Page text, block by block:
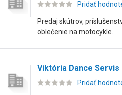
Pridať
Predaj skútrov,
oblečenie na motocykle.
Viktória Dance Servis
Pridať